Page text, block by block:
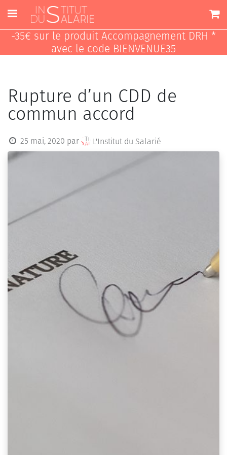
-35€ sur le produit Accompagnement DRH *
avec le code BIENVENUE35
Rupture d’un CDD de
commun accord
25 mai, 2020 par L'Institut du Salarié